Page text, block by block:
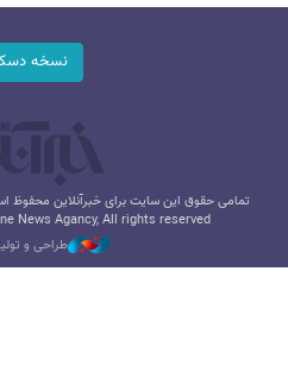
نسخه
تمامی حقوق این سایت برای خبرآنلاین محفوظ
News Agancy, All rights reserved
طراحی و